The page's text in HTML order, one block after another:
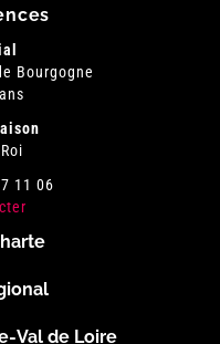
Bourgogne
11 06
Val de Loire